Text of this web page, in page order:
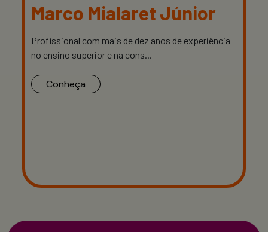
Marco Mialaret Júnior
Profissional com mais de dez anos de experiência
no ensino superior e na cons...
Conheça